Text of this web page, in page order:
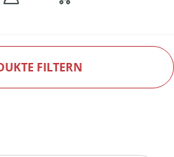
FILTERN